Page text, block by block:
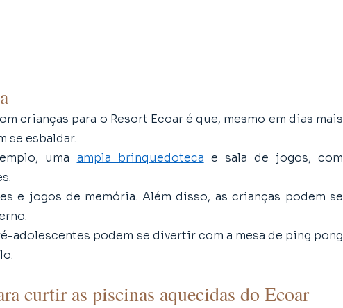
crianças para o Resort Ecoar é que, mesmo em dias mais
se esbaldar.
uma ampla brinquedoteca e sala de jogos, com
e jogos de memória. Além disso, as crianças podem se
adolescentes podem se divertir com a mesa de ping pong
curtir as piscinas aquecidas do Ecoar